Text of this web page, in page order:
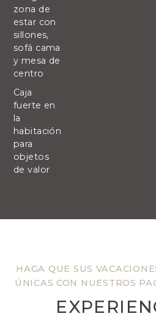
zona de
estar con
sillones,
sofá cama
y mesa de
centro
Caja
fuerte en
la
habitación
para
objetos
de valor
HAGA QUE SUS
ÚNICAS CON NUESTROS